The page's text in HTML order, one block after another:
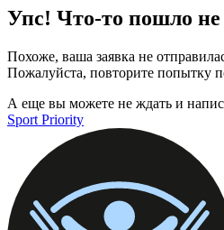
Упс! Что-то пошло не
Похоже, ваша заявка не
Пожалуйста, повторите попытку
А еще вы можете не ждать и
Sport Priority